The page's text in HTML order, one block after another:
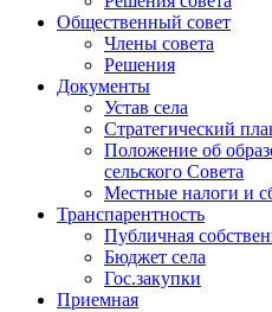
Общественный совет
Члены совета
Решения
Документы
Устав села
Стратегический
Положение об
сельского Совета
Местные налоги и
Транспарентность
Публичная
Бюджет села
Гос.закупки
Приемная